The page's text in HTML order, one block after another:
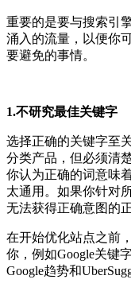
重要的是要与搜索引
涌入的流量，以便你
要避免的事情。
1.不研究最佳关键字
选择正确的关键字至
分类产品，但必须清
你认为正确的词意味
太通用。如果你针对
无法获得正确意图的
在开始优化站点之前
你，例如Google关键
Google趋势和